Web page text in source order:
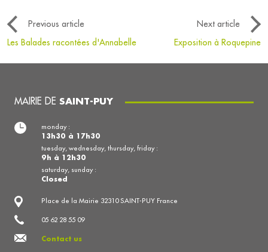
Previous article
Next article
Les Balades racontées d'Annabelle
Exposition à Roquepine
MAIRIE DE SAINT-PUY
Place de la Mairie 32310 SAINT-PUY France
05 62 28 55 09
Contact us
monday :
13h30 à 17h30
tuesday, wednesday, thursday, friday :
9h à 12h30
saturday, sunday :
Closed